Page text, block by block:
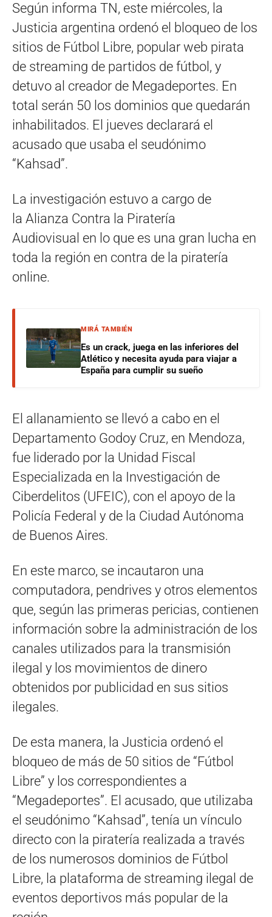
Según informa TN, este miércoles, la
Justicia argentina ordenó el bloqueo de los
sitios de Fútbol Libre, popular web pirata
de streaming de partidos de fútbol, y
detuvo al creador de Megadeportes. En
total serán 50 los dominios que quedarán
inhabilitados. El jueves declarará el
acusado que usaba el seudónimo
“Kahsad”.
La investigación estuvo a cargo de
la Alianza Contra la Piratería
Audiovisual en lo que es una gran lucha en
toda la región en contra de la piratería
online.
MIRÁ TAMBIÉN
Es un crack, juega en las inferiores del
Atlético y necesita ayuda para viajar a
España para cumplir su sueño
El allanamiento se llevó a cabo en el
Departamento Godoy Cruz, en Mendoza,
fue liderado por la Unidad Fiscal
Especializada en la Investigación de
Ciberdelitos (UFEIC), con el apoyo de la
Policía Federal y de la Ciudad Autónoma
de Buenos Aires.
En este marco, se incautaron una
computadora, pendrives y otros elementos
que, según las primeras pericias, contienen
información sobre la administración de los
canales utilizados para la transmisión
ilegal y los movimientos de dinero
obtenidos por publicidad en sus sitios
ilegales.
De esta manera, la Justicia ordenó el
bloqueo de más de 50 sitios de “Fútbol
Libre” y los correspondientes a
“Megadeportes”. El acusado, que utilizaba
el seudónimo “Kahsad”, tenía un vínculo
directo con la piratería realizada a través
de los numerosos dominios de Fútbol
Libre, la plataforma de streaming ilegal de
eventos deportivos más popular de la